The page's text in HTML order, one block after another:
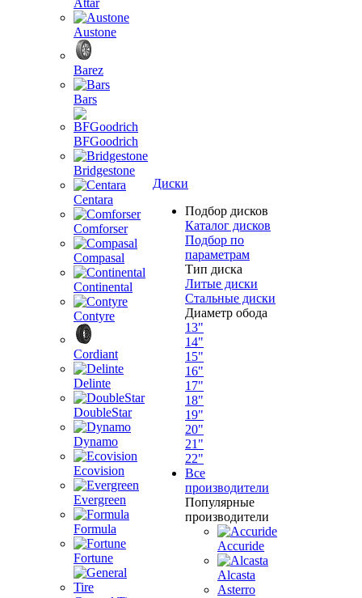
Attar
Austone
Barez
Bars
BFGoodrich
Bridgestone
Centara
Comforser
Compasal
Continental
Contyre
Cordiant
Delinte
DoubleStar
Dynamo
Ecovision
Evergreen
Formula
Fortune
Диски
Подбор дисков
Каталог дисков
Подбор по
параметрам
Тип диска
Литые диски
Стальные диски
Диаметр обода
13"
14"
15"
16"
17"
18"
19"
20"
21"
22"
Все
производители
Популярные
производители
Accuride
Alcasta
Asterro